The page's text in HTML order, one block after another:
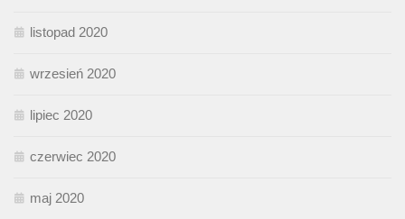
listopad 2020
wrzesień 2020
lipiec 2020
czerwiec 2020
maj 2020